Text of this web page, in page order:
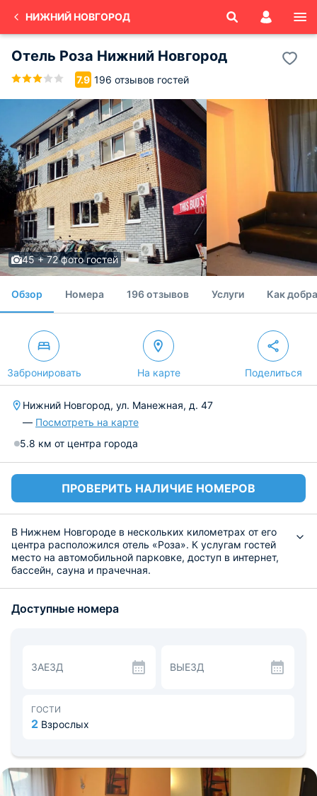
НИЖНИЙ НОВГОРОД
Отель Роза Нижний Новгород
7.9 196 отзывов гостей
45 + 72 фото гостей
Обзор Номера 196 отзывов Услуги Как
Забронировать На карте Поделиться
Нижний Новгород, ул. Манежная, д. 47
— Посмотреть на карте
5.8 км от центра города
ПРОВЕРИТЬ НАЛИЧИЕ НОМЕРОВ
В Нижнем Новгороде в нескольких километрах от его
центра расположился отель «Роза». К услугам гостей
место на автомобильной парковке, доступ в интернет,
бассейн, сауна и прачечная.
мебелью и техникой, для комфортного проживания.
Ближайшие достопримечательности это музей
архитектуры и быта народов, храм Владимирской
Доступные номера
ЗАЕЗД ВЫЕЗД
ГОСТИ
2 Взрослых